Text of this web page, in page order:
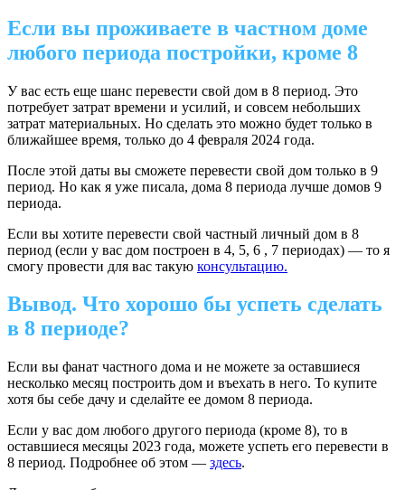
Если вы проживаете в частном доме
любого периода постройки, кроме 8
У вас есть еще шанс перевести свой дом в 8 период. Это
потребует затрат времени и усилий, и совсем небольших
затрат материальных. Но сделать это можно будет только в
ближайшее время, только до 4 февраля 2024 года.
После этой даты вы сможете перевести свой дом только в 9
период. Но как я уже писала, дома 8 периода лучше домов 9
периода.
Если вы хотите перевести свой частный личный дом в 8
период (если у вас дом построен в 4, 5, 6 , 7 периодах) — то я
смогу провести для вас такую консультацию.
Вывод. Что хорошо бы успеть сделать
в 8 периоде?
Если вы фанат частного дома и не можете за оставшиеся
несколько месяц построить дом и въехать в него. То купите
хотя бы себе дачу и сделайте ее домом 8 периода.
Если у вас дом любого другого периода (кроме 8), то в
оставшиеся месяцы 2023 года, можете успеть его перевести в
8 период. Подробнее об этом — здесь.